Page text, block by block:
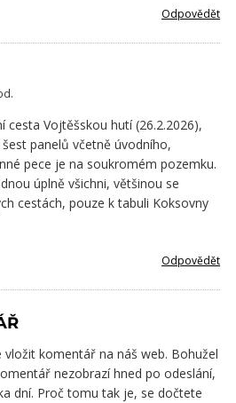
Odpovědět
cesta Vojtěšskou hutí (26.2.2026),
panelů včetně úvodního,
pece je na soukromém pozemku.
úplně všichni, většinou se
cestách, pouze k tabuli Koksovny
Odpovědět
komentář na náš web. Bohužel
nezobrazí hned po odeslání,
dní. Proč tomu tak je, se dočtete